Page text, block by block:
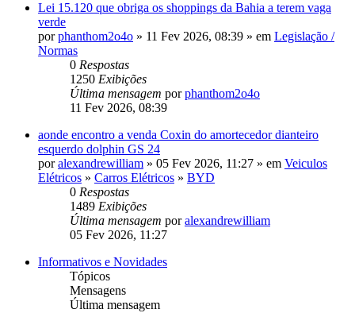
Lei 15.120 que obriga os shoppings da Bahia a terem vaga
verde
porphanthom2o4o » 11 Fev 2026, 08:39 » em Legislação /
Normas
0 Respostas
1250 Exibições
Última mensagem porphanthom2o4o
11 Fev 2026, 08:39
aonde encontro a venda Coxin do amortecedor dianteiro
esquerdo dolphin GS 24
poralexandrewilliam » 05 Fev 2026, 11:27 » em Veiculos
Elétricos » Carros Elétricos » BYD
0 Respostas
1489 Exibições
Última mensagem poralexandrewilliam
05 Fev 2026, 11:27
Informativos e Novidades
Tópicos
Mensagens
Última mensagem